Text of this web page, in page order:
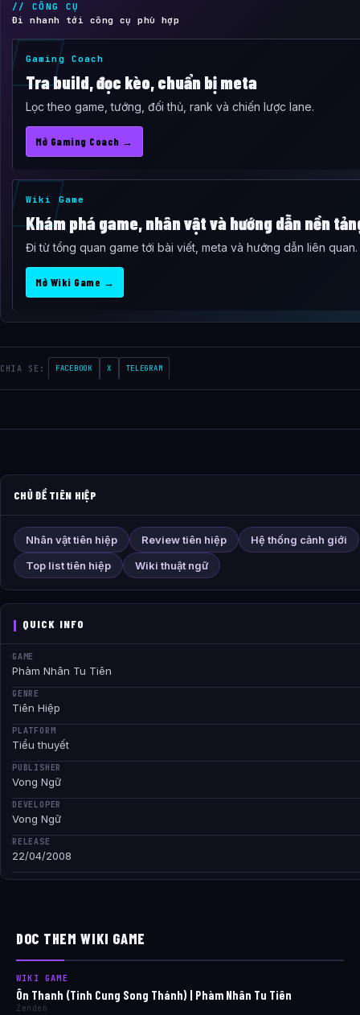
// CÔNG CỤ
Đi nhanh tới công cụ phù hợp
Gaming Coach
Tra build, đọc kèo, chuẩn bị meta
Lọc theo game, tướng, đối thủ, rank và chiến lược lane.
Mở Gaming Coach →
Wiki Game
Khám phá game, nhân vật và hướng dẫn nền
Đi từ tổng quan game tới bài viết, meta và hướng dẫn liên quan.
Mở Wiki Game →
CHIA SE: FACEBOOK X TELEGRAM
CHỦ ĐỀ TIÊN HIỆP
Nhân vật tiên hiệp Review tiên hiệp
Hệ thống cảnh giới
Top list tiên hiệp
Wiki thuật ngữ
QUICK INFO
GAME
Phàm Nhân Tu Tiên
GENRE
Tiên Hiệp
PLATFORM
Tiểu thuyết
PUBLISHER
Vong Ngữ
DEVELOPER
Vong Ngữ
RELEASE
22/04/2008
DOC THEM WIKI GAME
WIKI GAME
Ôn Thanh (Tinh Cung Song Thánh) | Phàm Nhân Tu Tiên
Zenden